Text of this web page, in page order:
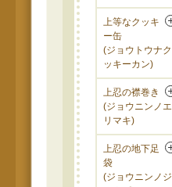
上等なクッキ
ー缶
(ジョウトウナク
ッキーカン)
上忍の襟巻き
(ジョウニンノエ
リマキ)
上忍の地下足
袋
(ジョウニンノジ